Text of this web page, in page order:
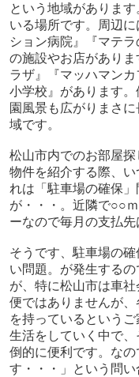
という地域がありま
いる場所です。周辺
ション病院』『マテ
の施設やお店があり
ラザ』『マッハマン
小学校』があります
園風景も広がりまさ
域です。
松山市内でのお部屋
物件を紹介する際、
れは「駐車場の確保
が・・・。近隣で○○
ーなので毎月の支払先
そうです、駐車場の
い問題。が発生する
が、特に松山市は車
便ではありませんが
を持っているという
生活をしていく中で
倒的に便利です。な
す・・・」という問